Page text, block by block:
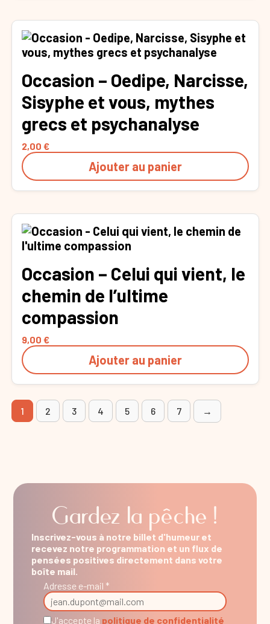
Occasion – Oedipe, Narcisse,
Sisyphe et vous, mythes
grecs et psychanalyse
2,00 €
Ajouter au panier
Occasion – Celui qui vient, le
chemin de l’ultime
compassion
9,00 €
Ajouter au panier
1 2 3 4 5 6 7 →
Gardez la pêche !
Inscrivez-vous à notre billet d'humeur et
recevez notre programmation et un flux de
pensées positives directement dans votre
boîte mail.
Adresse e-mail *
J'accepte la politique de confidentialité